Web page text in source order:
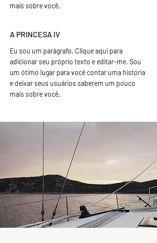
mais sobre você.
A PRINCESA IV
Eu sou um parágrafo. Clique aqui para
adicionar seu próprio texto e editar-me. Sou
um ótimo lugar para você contar uma história
e deixar seus usuários saberem um pouco
mais sobre você.